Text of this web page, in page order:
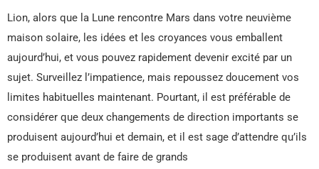
Lion, alors que la Lune rencontre Mars dans votre neuvième
maison solaire, les idées et les croyances vous emballent
aujourd’hui, et vous pouvez rapidement devenir excité par un
sujet. Surveillez l’impatience, mais repoussez doucement vos
limites habituelles maintenant. Pourtant, il est préférable de
considérer que deux changements de direction importants se
produisent aujourd’hui et demain, et il est sage d’attendre qu’ils
se produisent avant de faire de grands